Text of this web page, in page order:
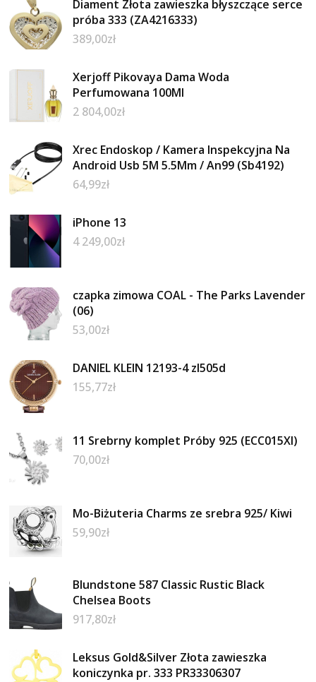
Diament Złota zawieszka błyszczące serce
próba 333 (ZA4216333)
389,00zł
Xerjoff Pikovaya Dama Woda
Perfumowana 100Ml
2 804,00zł
Xrec Endoskop / Kamera Inspekcyjna Na
Android Usb 5M 5.5Mm / An99 (Sb4192)
64,99zł
iPhone 13
4 249,00zł
czapka zimowa COAL - The Parks Lavender
(06)
53,00zł
DANIEL KLEIN 12193-4 zl505d
155,77zł
11 Srebrny komplet Próby 925 (ECC015XI)
70,00zł
Mo-Biżuteria Charms ze srebra 925/ Kiwi
59,90zł
Blundstone 587 Classic Rustic Black
Chelsea Boots
917,80zł
Leksus Gold&Silver Złota zawieszka
koniczynka pr. 333 PR33306307